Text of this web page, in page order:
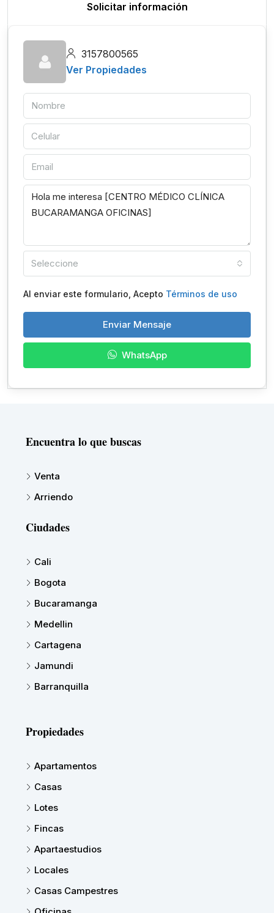
Solicitar información
3157800565
Ver Propiedades
Seleccione
Al enviar este formulario, Acepto Términos de uso
Enviar Mensaje
WhatsApp
Encuentra lo que buscas
Venta
Arriendo
Ciudades
Cali
Bogota
Bucaramanga
Medellin
Cartagena
Jamundi
Barranquilla
Propiedades
Apartamentos
Casas
Lotes
Fincas
Apartaestudios
Locales
Casas Campestres